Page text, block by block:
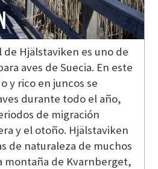
de Hjälstaviken es uno de
aves de Suecia. En este
y rico en juncos se
durante todo el año,
de migración
y el otoño. Hjälstaviken
de naturaleza de muchos
montaña de Kvarnberget,